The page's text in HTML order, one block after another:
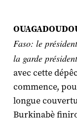
Faso: le
la garde
avec cette
commence,
longue
Burkinabè